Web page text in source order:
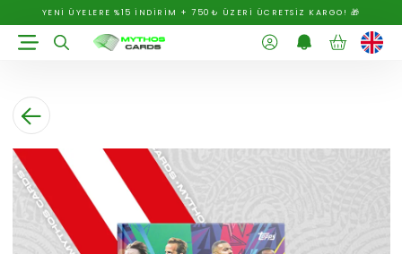
YENİ ÜYELERE %15 İNDİRİM + 750₺ ÜZERİ ÜCRETSİZ KARGO! 🎁